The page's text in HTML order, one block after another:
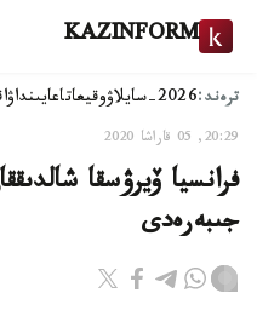
KAZINFORM
ترەند:2026-سايلاۋ وقيعاتاعايىنداۋ
20:29, 05 قاراشا 2020
فرانسيا ۆيرۋسقا
جىبەرەدى